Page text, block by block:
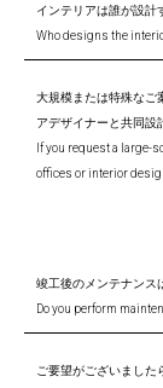
インテリアは誰が設計
Who designs the
大規模または特殊なご
アデザイナーと共同設
If you request a large-
offices or interior
竣工後のメンテナンス
Do you perform
ご要望がございました